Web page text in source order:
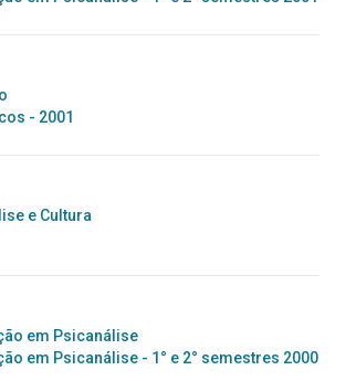
- 2001
e Cultura
em Psicanálise
em Psicanálise - 1° e 2° semestres 2000